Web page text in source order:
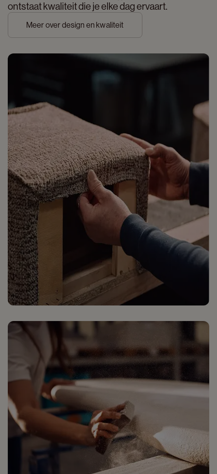
ontstaat kwaliteit die je elke dag ervaart.
Meer over design en kwaliteit